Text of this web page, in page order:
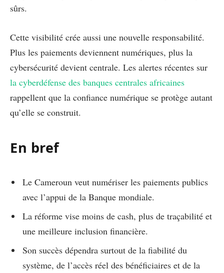
sûrs.
Cette visibilité crée aussi une nouvelle responsabilité.
Plus les paiements deviennent numériques, plus la
cybersécurité devient centrale. Les alertes récentes sur
la cyberdéfense des banques centrales africaines
rappellent que la confiance numérique se protège autant
qu’elle se construit.
En bref
Le Cameroun veut numériser les paiements publics
avec l’appui de la Banque mondiale.
La réforme vise moins de cash, plus de traçabilité et
une meilleure inclusion financière.
Son succès dépendra surtout de la fiabilité du
système, de l’accès réel des bénéficiaires et de la